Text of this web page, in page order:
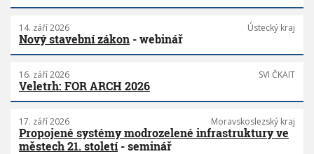
14. září 2026 Ústecký kraj
Nový stavební zákon - webinář
16. září 2026 SVI ČKAIT
Veletrh: FOR ARCH 2026
17. září 2026 Moravskoslezský kraj
Propojené systémy modrozelené infrastruktury ve
městech 21. století - seminář